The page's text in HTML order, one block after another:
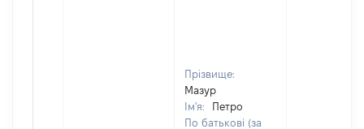
Прізвище:
Мазур
Ім'я:
Петро
По батькові (за